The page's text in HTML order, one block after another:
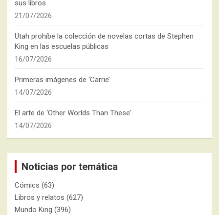
sus libros
21/07/2026
Utah prohíbe la colección de novelas cortas de Stephen
King en las escuelas públicas
16/07/2026
Primeras imágenes de ‘Carrie’
14/07/2026
El arte de ‘Other Worlds Than These’
14/07/2026
Noticias por temática
Cómics (63)
Libros y relatos (627)
Mundo King (396)